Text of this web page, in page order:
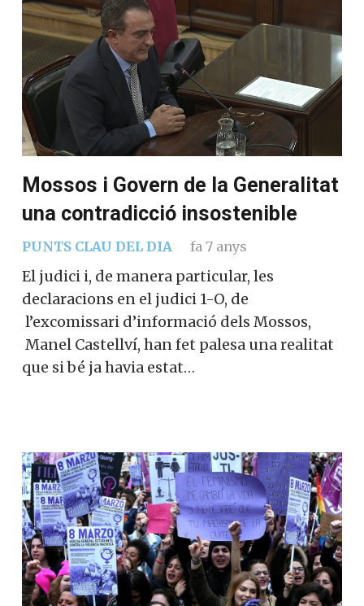
Mossos i Govern de la Generalitat
una contradicció insostenible
PUNTS CLAU DEL DIA fa 7 anys
El judici i, de manera particular, les
declaracions en el judici 1-O, de
l’excomissari d’informació dels Mossos,
Manel Castellví, han fet palesa una realitat
que si bé ja havia estat…